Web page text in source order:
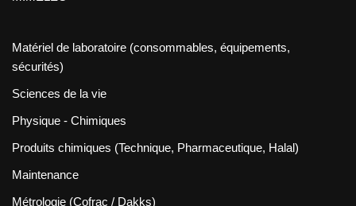
Matériel de laboratoire (consommables, équipements,
sécurités)
Sciences de la vie
Physique - Chimiques
Produits chimiques (Technique, Pharmaceutique, Halal)
Maintenance
Métrologie (Cofrac / Dakks)